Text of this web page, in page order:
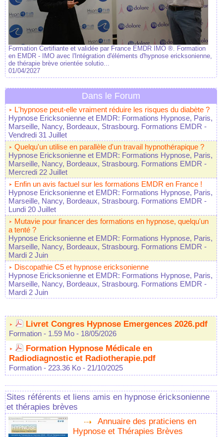
Formation Certifiante et validée par France EMDR IMO ®. Formation
en EMDR - IMO avec l'Intégration d'éléments d'hypnose ericksonienne,
de thérapie brève orientée solutio...
01/04/2027
Dans le Forum
L'hypnose peut-elle vraiment réduire les risques du diabète ?
Hypnose Ericksonienne et EMDR: Formations Hypnose, Paris,
Marseille, Nancy, Bordeaux, Strasbourg. Formations EMDR -
Vendredi 31 Juillet
Quelqu'un utilise en parallèle d'un travail hypnothérapique ?
Hypnose Ericksonienne et EMDR: Formations Hypnose, Paris,
Marseille, Nancy, Bordeaux, Strasbourg. Formations EMDR -
Mercredi 22 Juillet
Enfin un avis factuel sur les formations EMDR en France !
Hypnose Ericksonienne et EMDR: Formations Hypnose, Paris,
Marseille, Nancy, Bordeaux, Strasbourg. Formations EMDR -
Lundi 20 Juillet
Mutavie pour financer des formations en hypnose, quelqu'un
a tenté ?
Hypnose Ericksonienne et EMDR: Formations Hypnose, Paris,
Marseille, Nancy, Bordeaux, Strasbourg. Formations EMDR -
Mardi 2 Juin
Discopathie C5 et hypnose ericksonienne
Hypnose Ericksonienne et EMDR: Formations Hypnose, Paris,
Marseille, Nancy, Bordeaux, Strasbourg. Formations EMDR -
Mardi 2 Juin
Livret Congres Hypnose Emergences 2026.pdf
Formation - 1.59 Mo - 18/05/2026
Formation Hypnose Médicale en
Radiodiagnostic et Radiotherapie.pdf
Formation - 223.36 Ko - 21/10/2025
Sites référents et liens amis en hypnose éricksonienne
et thérapies brèves
Annuaire des praticiens en
Hypnose et Thérapies Brèves